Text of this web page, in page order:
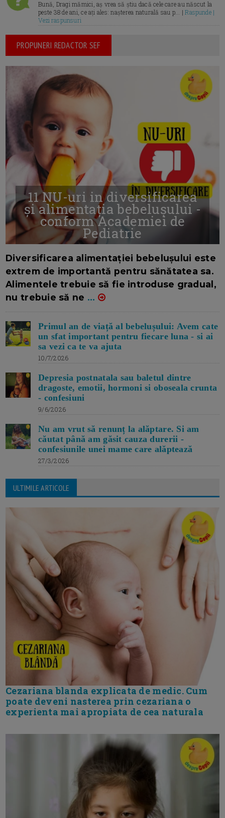
Bună, Dragi mămici, aș vrea să știu dacă cele care au născut la
peste 38 de ani, ce ați ales: nașterea naturală sau p... |Raspunde |
Vezi raspunsuri
PROPUNERI REDACTOR SEF
11 NU-uri in diversificarea
și alimentația bebelușului -
conform Academiei de
Pediatrie
Diversificarea alimentației bebelușului este
extrem de importantă pentru sănătatea sa.
Alimentele trebuie să fie introduse gradual,
nu trebuie să ne ...
Primul an de viață al bebelușului: Avem cate
un sfat important pentru fiecare luna - si ai
sa vezi ca te va ajuta
10/7/2026
Depresia postnatala sau baletul dintre
dragoste, emotii, hormoni si oboseala crunta
- confesiuni
9/6/2026
Nu am vrut să renunț la alăptare. Si am
căutat până am găsit cauza durerii -
confesiunile unei mame care alăptează
27/3/2026
ULTIMILE ARTICOLE
Cezariana blanda explicata de medic. Cum
poate deveni nasterea prin cezariana o
experienta mai apropiata de cea naturala